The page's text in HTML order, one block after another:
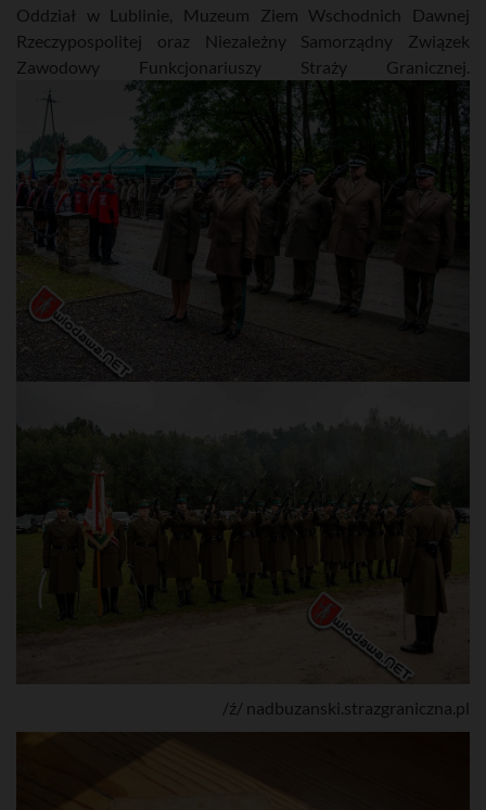
Oddział w Lublinie, Muzeum Ziem Wschodnich Dawnej
Rzeczypospolitej oraz Niezależny Samorządny Związek
Zawodowy Funkcjonariuszy Straży Granicznej.
/ź/ nadbuzanski.strazgraniczna.pl